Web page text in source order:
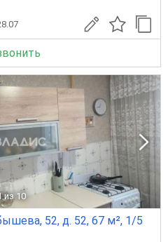
из 10
52, д. 52, 67 м², 1/5